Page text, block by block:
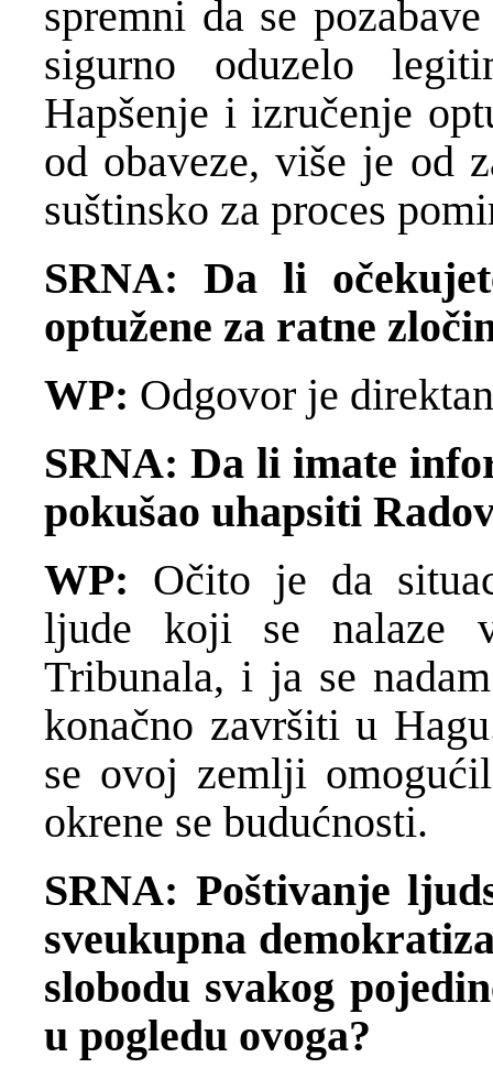
spremni da se
sigurno oduzelo
Hapšenje i izručenje
od obaveze, više je od
suštinsko za proces
SRNA: Da li
optužene za ratne
WP: Odgovor je
SRNA: Da li imate
pokušao uhapsiti
WP: Očito je da
ljude koji se nalaze
Tribunala, i ja se
konačno završiti u
se ovoj zemlji
okrene se budućnosti.
SRNA: Poštivanje
sveukupna
slobodu svakog
u pogledu ovoga?